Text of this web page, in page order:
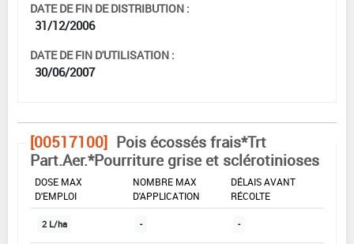
DATE DE FIN DE DISTRIBUTION :
31/12/2006
DATE DE FIN D'UTILISATION :
30/06/2007
[00517100] Pois écossés frais*Trt
Part.Aer.*Pourriture grise et sclérotinioses
DOSE MAX
D'EMPLOI
NOMBRE MAX
D'APPLICATION
DÉLAIS AVANT
RÉCOLTE
2 L/ha - -